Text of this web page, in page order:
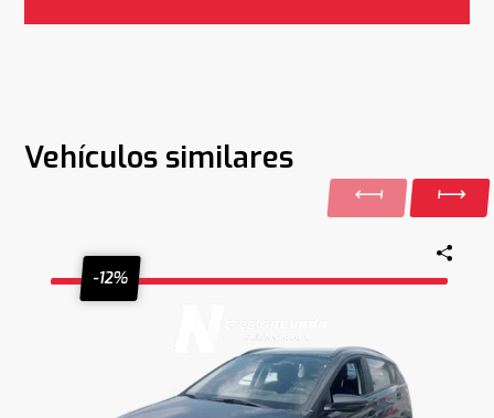
Vehículos similares
-12%